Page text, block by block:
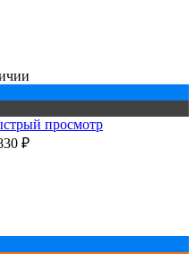
просмотр
₽